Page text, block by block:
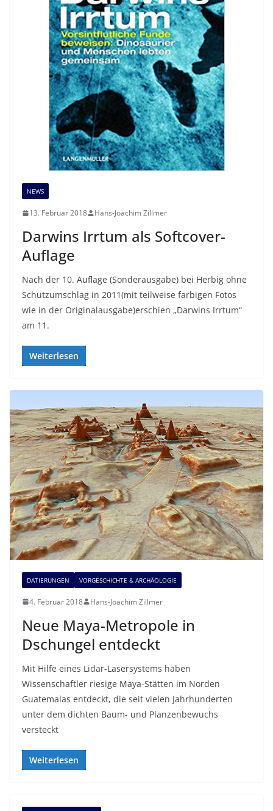
NEWS
13. Februar 2018 Hans-Joachim Zillmer
Darwins Irrtum als Softcover-
Auflage
Nach der 10. Auflage (Sonderausgabe) bei Herbig ohne
Schutzumschlag in 2011(mit teilweise farbigen Fotos
wie in der Originalausgabe)erschien „Darwins Irrtum“
am 11.
Weiterlesen
DATIERUNGEN VORGESCHICHTE & ARCHÄOLOGIE
4. Februar 2018 Hans-Joachim Zillmer
Neue Maya-Metropole in
Dschungel entdeckt
Mit Hilfe eines Lidar-Lasersystems haben
Wissenschaftler riesige Maya-Stätten im Norden
Guatemalas entdeckt, die seit vielen Jahrhunderten
unter dem dichten Baum- und Planzenbewuchs
versteckt
Weiterlesen